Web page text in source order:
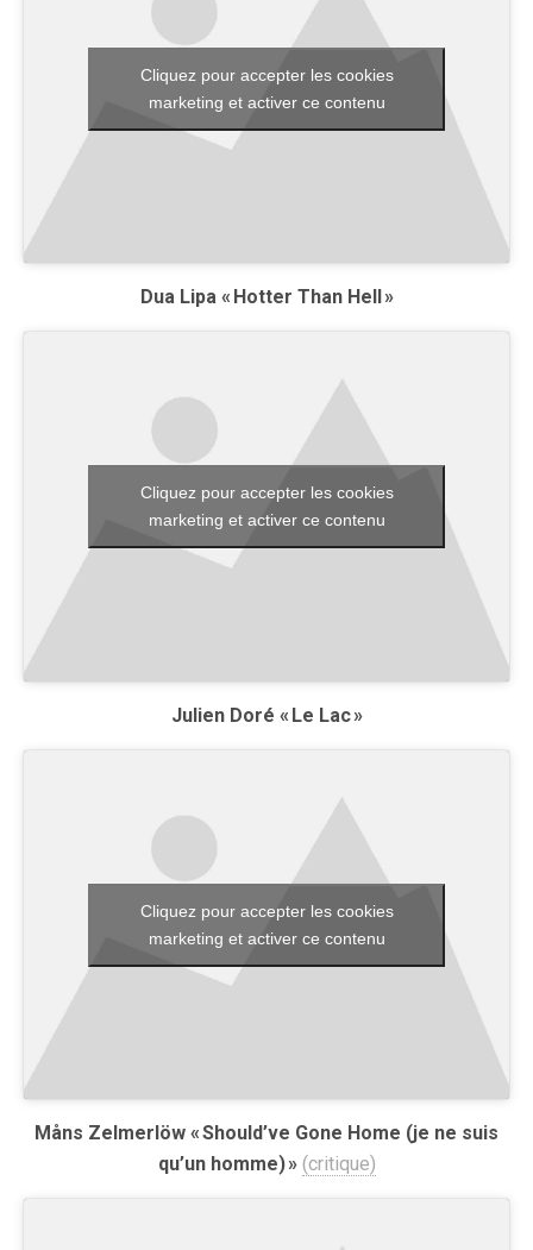
Cliquez pour accepter les cookies
marketing et activer ce contenu
Dua Lipa « Hotter Than Hell »
Cliquez pour accepter les cookies
marketing et activer ce contenu
Julien Doré « Le Lac »
Cliquez pour accepter les cookies
marketing et activer ce contenu
Måns Zelmerlöw « Should’ve Gone Home (je ne suis
qu’un homme) » (critique)